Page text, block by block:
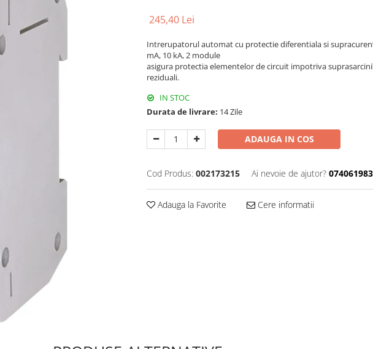
245,40 Lei
Intrerupatorul automat cu protectie diferentiala si supracurent
mA, 10 kA, 2 module
asigura protectia elementelor de circuit impotriva
reziduali.
IN STOC
Durata de livrare: 14 Zile
ADAUGA IN COS
Cod Produs: 002173215 Ai nevoie de ajutor?
Adauga la Favorite Cere informatii